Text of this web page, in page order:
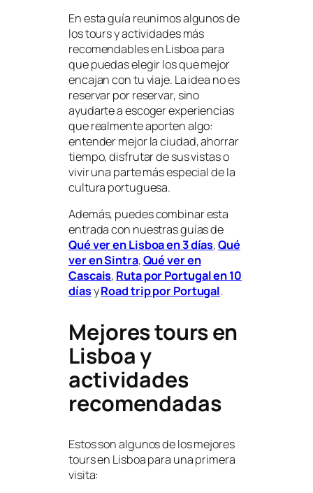
En esta guía reunimos algunos de
los tours y actividades más
recomendables en Lisboa para
que puedas elegir los que mejor
encajan con tu viaje. La idea no es
reservar por reservar, sino
ayudarte a escoger experiencias
que realmente aporten algo:
entender mejor la ciudad, ahorrar
tiempo, disfrutar de sus vistas o
vivir una parte más especial de la
cultura portuguesa.
Además, puedes combinar esta
entrada con nuestras guías de
Qué ver en Lisboa en 3 días,Qué
ver en Sintra,Qué ver en
Cascais, Ruta por Portugal en 10
díasyRoad trip por Portugal.
Mejores tours en
Lisboa y
actividades
recomendadas
Estos son algunos de los mejores
tours en Lisboa para una primera
visita: